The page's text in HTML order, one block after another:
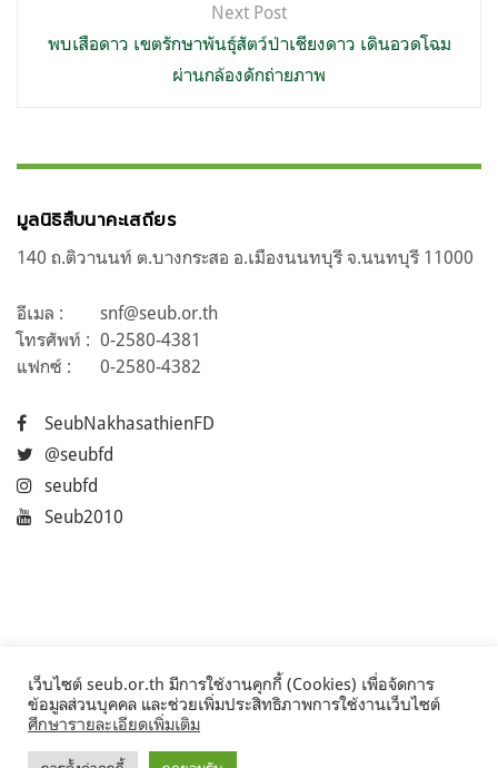
Next Post
พบเสือดาว เขตรักษาพันธุ์สัตว์ป่าเชียงดาว เดินอวดโฉม
ผ่านกล้องดักถ่ายภาพ
มูลนิธิสืบนาคะเสถียร
140 ถ.ติวานนท์ ต.บางกระสอ อ.เมืองนนทบุรี จ.นนทบุรี 11000
อีเมล :
snf@seub.or.th
โทรศัพท์ : 0-2580-4381
แฟกซ์ :
0-2580-4382
SeubNakhasathienFD
@seubfd
seubfd
Seub2010
เว็บไซต์ seub.or.th มีการใช้งานคุกกี้ (Cookies) เพื่อจัดการ
ข้อมูลส่วนบุคคล และช่วยเพิ่มประสิทธิภาพการใช้งานเว็บไซต์
ศึกษารายละเอียดเพิ่มเติม